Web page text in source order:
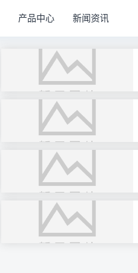
产品中心 新闻资讯